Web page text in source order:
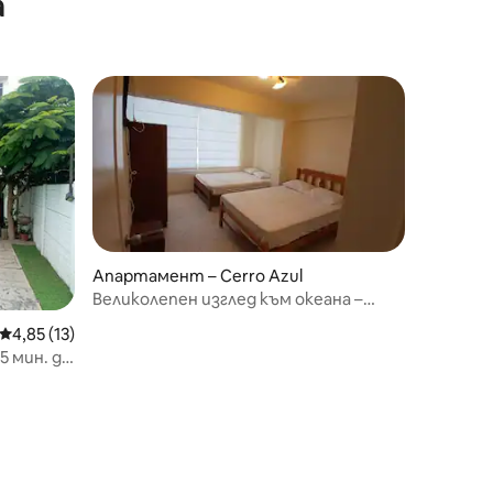
Средна оценка: 4,85 от 5, 13 отзива
4,85 (13)
мин. до
Апартамент – Cerro Azul
Великолепен изглед към океана –